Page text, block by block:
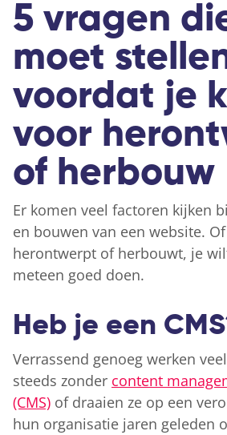
5 vragen
moet
voordat je
voor
of herbouw
Er komen veel factoren kijken
en bouwen van een website.
herontwerpt of herbouwt, je
meteen goed doen.
Heb je een
Verrassend genoeg werken
steeds zonder content
(CMS) of draaien ze op een
hun organisatie jaren geleden